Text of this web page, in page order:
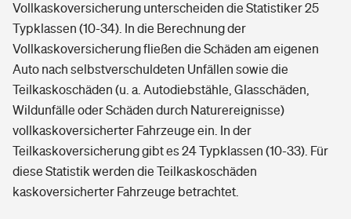
Vollkaskoversicherung unterscheiden die Statistiker 25
Typklassen (10-34). In die Berechnung der
Vollkaskoversicherung fließen die Schäden am eigenen
Auto nach selbstverschuldeten Unfällen sowie die
Teilkaskoschäden (u. a. Autodiebstähle, Glasschäden,
Wildunfälle oder Schäden durch Naturereignisse)
vollkaskoversicherter Fahrzeuge ein. In der
Teilkaskoversicherung gibt es 24 Typklassen (10-33). Für
diese Statistik werden die Teilkaskoschäden
kaskoversicherter Fahrzeuge betrachtet.